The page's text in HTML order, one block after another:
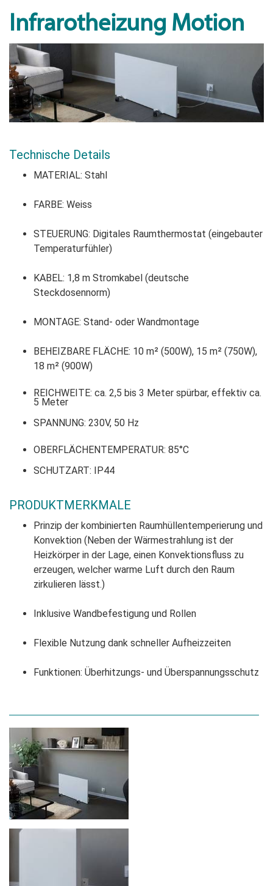
Infrarotheizung Motion
Technische Details
MATERIAL: Stahl
FARBE: Weiss
STEUERUNG: Digitales Raumthermostat (eingebauter
Temperaturfühler)
KABEL: 1,8 m Stromkabel (deutsche
Steckdosennorm)
MONTAGE: Stand- oder Wandmontage
BEHEIZBARE FLÄCHE: 10 m² (500W), 15 m² (750W),
18 m² (900W)
REICHWEITE: ca. 2,5 bis 3 Meter spürbar, effektiv ca.
5 Meter
SPANNUNG: 230V, 50 Hz
OBERFLÄCHENTEMPERATUR: 85°C
SCHUTZART: IP44
PRODUKTMERKMALE
Prinzip der kombinierten Raumhüllentemperierung und
Konvektion (Neben der Wärmestrahlung ist der
Heizkörper in der Lage, einen Konvektionsfluss zu
erzeugen, welcher warme Luft durch den Raum
zirkulieren lässt.)
Inklusive Wandbefestigung und Rollen
Flexible Nutzung dank schneller Aufheizzeiten
Funktionen: Überhitzungs- und Überspannungsschutz